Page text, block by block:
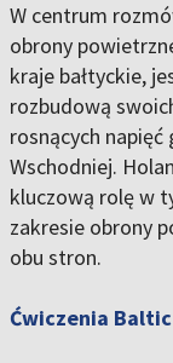
W centrum
obrony
kraje bałtyckie,
rozbudową
rosnących
Wschodniej.
kluczową rolę w
zakresie obrony
obu stron.
Ćwiczenia